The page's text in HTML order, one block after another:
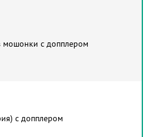
с допплером
с допплером